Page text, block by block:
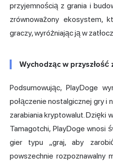
przyjemnością z grania i
zrównoważony ekosystem,
graczy, wyróżniając ją w
Wychodząc w przyszłość
Podsumowując, PlayDoge
połączenie nostalgicznej gry i
zarabiania kryptowalut. Dzięki
Tamagotchi, PlayDoge wnosi
gier typu „graj, aby
powszechnie rozpoznawalny